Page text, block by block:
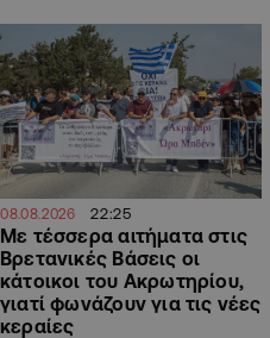
08.08.2026 22:25
Με τέσσερα αιτήματα στις
Βρετανικές Βάσεις οι
κάτοικοι του Ακρωτηρίου,
γιατί φωνάζουν για τις νέες
κεραίες